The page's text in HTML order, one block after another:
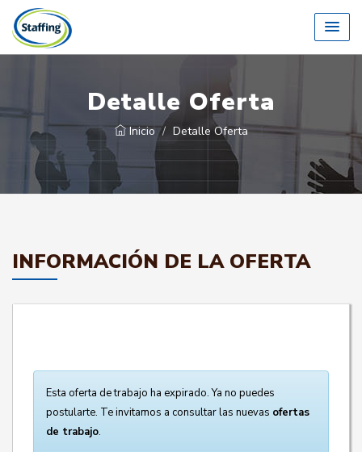
Detalle Oferta
Inicio Detalle Oferta
INFORMACIÓN DE LA OFERTA
Esta oferta de trabajo ha expirado. Ya no puedes
postularte. Te invitamos a consultar las nuevas ofertas
de trabajo.